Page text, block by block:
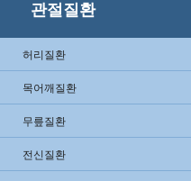
관절질환
허리질환
목어깨질환
무릎질환
전신질환